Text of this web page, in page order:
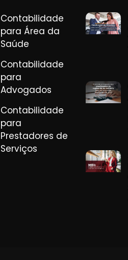
Contabilidade
para Área da
Saúde
Contabilidade
para
Advogados
Contabilidade
para
Prestadores de
Serviços